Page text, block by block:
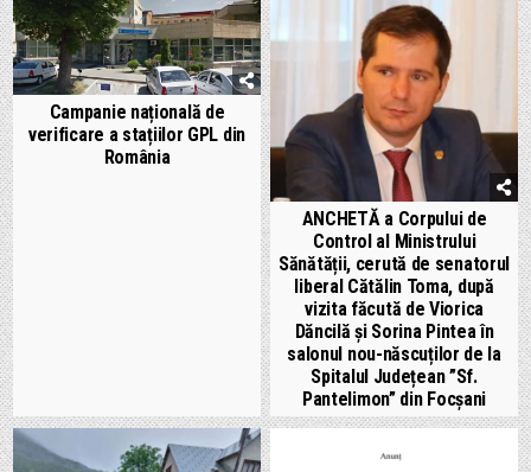
Campanie națională de
verificare a stațiilor GPL din
România
ANCHETĂ a Corpului de
Control al Ministrului
Sănătății, cerută de senatorul
liberal Cătălin Toma, după
vizita făcută de Viorica
Dăncilă și Sorina Pintea în
salonul nou-născuților de la
Spitalul Județean ”Sf.
Pantelimon” din Focșani